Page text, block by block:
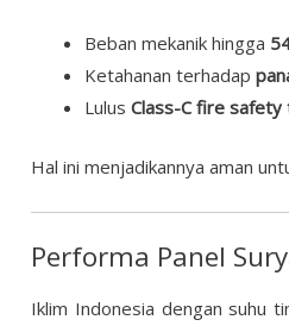
Beban mekanik hingga
Ketahanan terhadap
LulusClass-C fire
Hal ini menjadikannya aman
Performa Panel
Iklim Indonesia dengan suhu